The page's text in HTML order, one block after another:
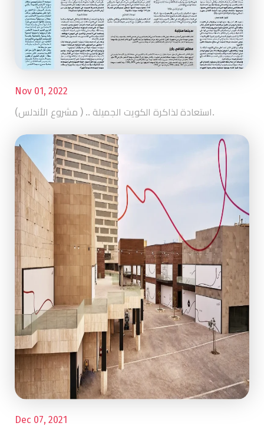
Nov 01, 2022
(مشروع الأندلس ) .. استعادة لذاكرة الكويت الجميلة.
Dec 07, 2021